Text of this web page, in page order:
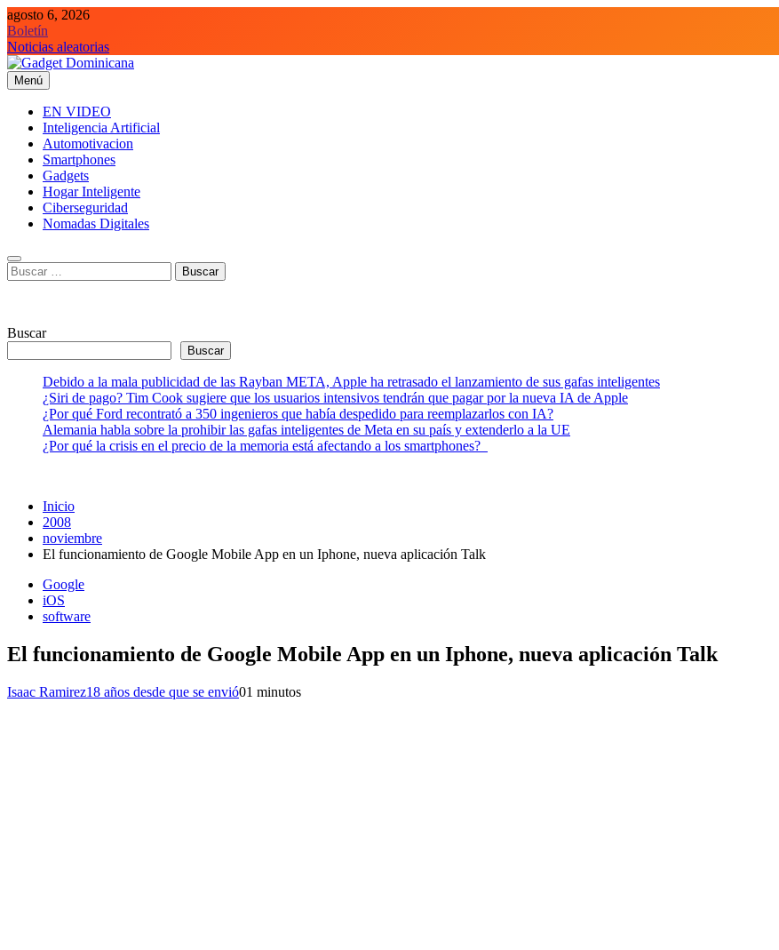
Saltar
al
contenido
agosto 6, 2026
Boletín
Noticias aleatorias
Gadget Dominicana
Gadgets y Tecnología de consumo
Menú
EN VIDEO
Inteligencia Artificial
Automotivacion
Smartphones
Gadgets
Hogar Inteligente
Ciberseguridad
Nomadas Digitales
Buscar:
Buscar
Buscar
Debido a la mala publicidad de las Rayban META, Apple ha retrasado el lanzamiento de sus gafas inteligentes
¿Siri de pago? Tim Cook sugiere que los usuarios intensivos tendrán que pagar por la nueva IA de Apple
¿Por qué Ford recontrató a 350 ingenieros que había despedido para reemplazarlos con IA?
Alemania habla sobre la prohibir las gafas inteligentes de Meta en su país y extenderlo a la UE
¿Por qué la crisis en el precio de la memoria está afectando a los smartphones?
Inicio
2008
noviembre
El funcionamiento de Google Mobile App en un Iphone, nueva aplicación Talk
Google
iOS
software
El funcionamiento de Google Mobile App en un Iphone, nueva aplicación Talk
Isaac Ramirez18 años desde que se envió01 minutos